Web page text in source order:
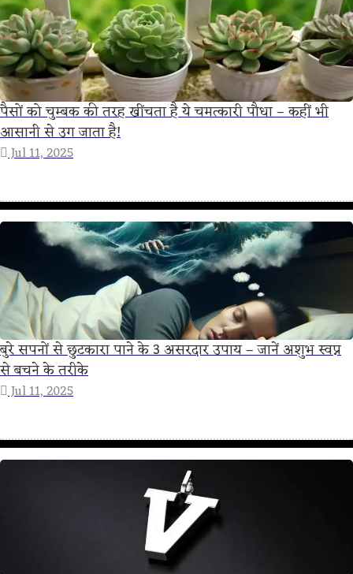
पैसों को चुम्बक की तरह खींचता है ये चमत्कारी पौधा – कहीं भी
आसानी से उग जाता है!
Jul 11, 2025
बुरे सपनों से छुटकारा पाने के 3 असरदार उपाय – जानें अशुभ स्वप्न
से बचने के तरीके
Jul 11, 2025